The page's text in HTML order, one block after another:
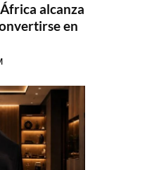
alcanza
en